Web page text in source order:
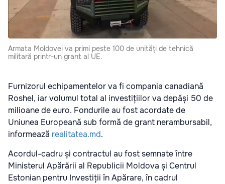
Armata Moldovei va primi peste 100 de unități de tehnică
militară printr-un grant al UE.
Furnizorul echipamentelor va fi compania canadiană
Roshel, iar volumul total al investițiilor va depăși 50 de
milioane de euro. Fondurile au fost acordate de
Uniunea Europeană sub formă de grant nerambursabil,
informează realitatea.md.
Acordul-cadru și contractul au fost semnate între
Ministerul Apărării al Republicii Moldova și Centrul
Estonian pentru Investiții în Apărare, în cadrul